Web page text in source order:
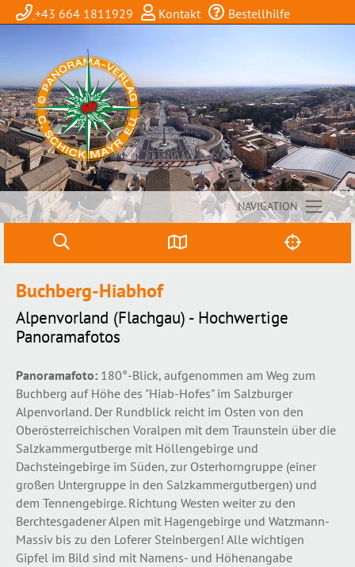
+43 664 1811929 Kontakt Bestellhilfe
NAVIGATION
Buchberg-Hiabhof
Alpenvorland (Flachgau) - Hochwertige
Panoramafotos
Panoramafoto: 180°-Blick, aufgenommen am Weg zum
Buchberg auf Höhe des "Hiab-Hofes" im Salzburger
Alpenvorland. Der Rundblick reicht im Osten von den
Oberösterreichischen Voralpen mit dem Traunstein über die
Salzkammergutberge mit Höllengebirge und
Dachsteingebirge im Süden, zur Osterhorngruppe (einer
großen Untergruppe in den Salzkammergutbergen) und
dem Tennengebirge. Richtung Westen weiter zu den
Berchtesgadener Alpen mit Hagengebirge und Watzmann-
Massiv bis zu den Loferer Steinbergen! Alle wichtigen
Gipfel im Bild sind mit Namens- und Höhenangabe